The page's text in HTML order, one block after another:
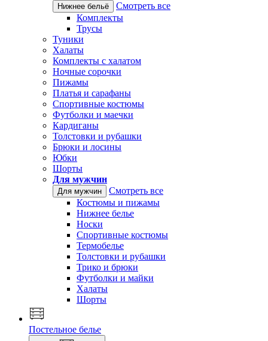
Нижнее бельё
Смотреть все
Комплекты
Трусы
Туники
Халаты
Комплекты с халатом
Ночные сорочки
Пижамы
Платья и сарафаны
Спортивные костюмы
Футболки и маечки
Кардиганы
Толстовки и рубашки
Брюки и лосины
Юбки
Шорты
Для мужчин
Для мужчин
Смотреть все
Костюмы и пижамы
Нижнее белье
Носки
Спортивные костюмы
Термобелье
Толстовки и рубашки
Трико и брюки
Футболки и майки
Халаты
Шорты
Постельное белье